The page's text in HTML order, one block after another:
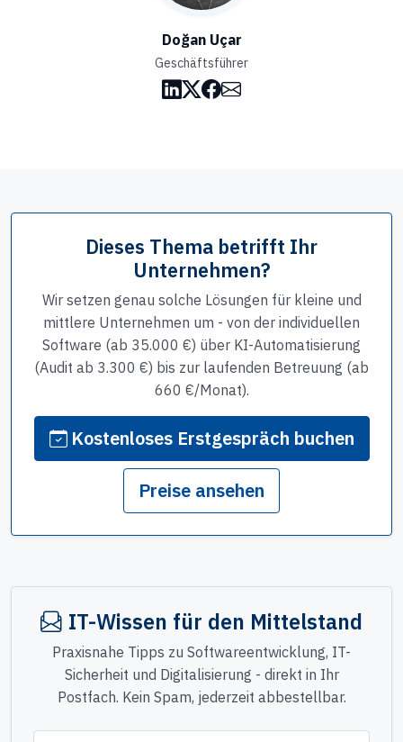
Doğan Uçar
Geschäftsführer
Dieses Thema betrifft Ihr
Unternehmen?
Wir setzen genau solche Lösungen für kleine und
mittlere Unternehmen um - von der individuellen
Software (ab 35.000 €) über KI-Automatisierung
(Audit ab 3.300 €) bis zur laufenden Betreuung (ab
660 €/Monat).
Kostenloses Erstgespräch buchen
Preise ansehen
IT-Wissen für den Mittelstand
Praxisnahe Tipps zu Softwareentwicklung, IT-
Sicherheit und Digitalisierung - direkt in Ihr
Postfach. Kein Spam, jederzeit abbestellbar.